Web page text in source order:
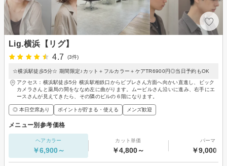
Lig.横浜【リグ】
4.7
(3件)
☆横浜駅徒歩5分☆ 期間限定♪カット＋フルカラー＋ケアTR6900円◎当日予約もOK
アクセス：横浜駅徒歩5分 横浜駅相鉄口からビブレさん方面へ向かい直進し、ビック
カメラさんと薬局の間をななめ左に曲がります。ムービルさん沿いに進み、右手にエ
ースさんが見えてきたら、その隣のビルの６階になります。
◎ 本日空席あり ポイントが貯まる・使える メンズ歓迎
メニュー別参考価格
ヘアカラー
￥6,900～
カット単価
￥4,800～
パーマ
￥9,000～